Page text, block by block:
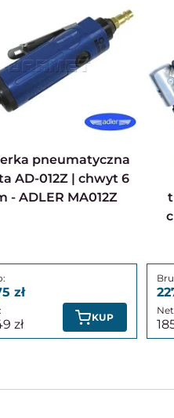
AD-012Z | chwyt 6
- ADLER MA012Z
KUP